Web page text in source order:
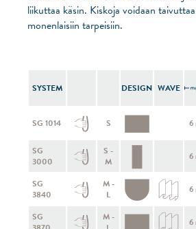
liikuttaa käsin. Kiskoja voidaan
monenlaisiin tarpeisiin.
SYSTEM DESIGN WAVE
SG 1014 S 6
SG
3000
S -
M
6
SG
3840
M -
L
6
SG
M -
6